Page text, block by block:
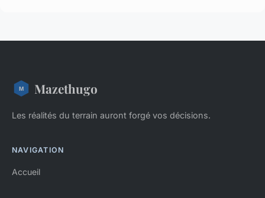
Mazethugo
Les réalités du terrain auront forgé vos décisions.
NAVIGATION
Accueil